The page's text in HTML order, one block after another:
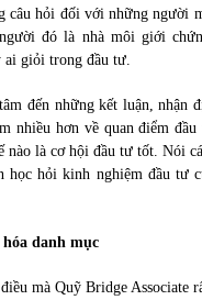
câu hỏi đối với những người
đó là nhà môi giới
ai giỏi trong đầu tư.
đến những kết luận, nhận
nhiều hơn về quan điểm
nào là cơ hội đầu tư tốt. Nói
học hỏi kinh nghiệm đầu tư
danh mục
mà Quỹ Bridge Associate